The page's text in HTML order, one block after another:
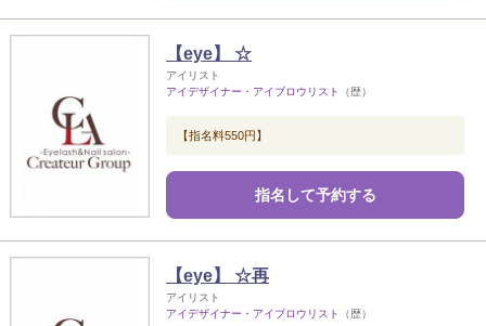
【eye】 ☆
アイリスト
アイデザイナー・アイブロウリスト
（歴）
【指名料550円】
指名して予約する
【eye】 ☆再
アイリスト
アイデザイナー・アイブロウリスト
（歴）